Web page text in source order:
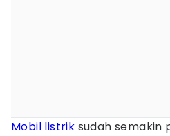
Mobil listrik sudah semakin